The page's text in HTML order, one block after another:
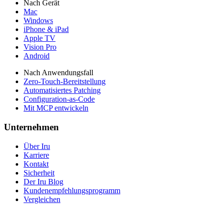
Nach Gerät
Mac
Windows
iPhone & iPad
Apple TV
Vision Pro
Android
Nach Anwendungsfall
Zero-Touch-Bereitstellung
Automatisiertes Patching
Configuration-as-Code
Mit MCP entwickeln
Unternehmen
Über Iru
Karriere
Kontakt
Sicherheit
Der Iru Blog
Kundenempfehlungsprogramm
Vergleichen